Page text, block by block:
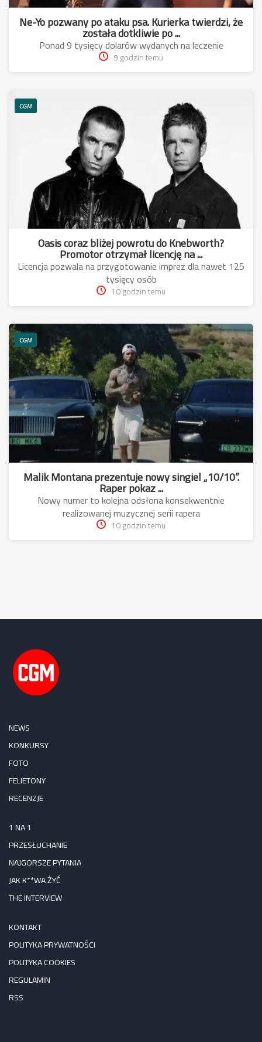
Ne-Yo pozwany po ataku psa. Kurierka twierdzi, że
została dotkliwie po ...
Ponad 9 tysięcy dolarów wydanych na leczenie
9 godzin temu
CGM
Oasis coraz bliżej powrotu do Knebworth?
Promotor otrzymał licencję na ...
Licencja pozwala na przygotowanie imprez dla nawet 125
tysięcy osób
10 godzin temu
CGM
Malik Montana prezentuje nowy singiel „10/10”.
Raper pokaz ...
Nowy numer to kolejna odsłona konsekwentnie
realizowanej muzycznej serii rapera
10 godzin temu
NEWS
KONKURSY
FOTO
FELIETONY
RECENZJE
1 NA 1
PRZESŁUCHANIE
NAJGORSZE PYTANIA
JAK K**WA ŻYĆ
THE INTERVIEW
KONTAKT
POLITYKA PRYWATNOŚCI
POLITYKA COOKIES
REGULAMIN
RSS